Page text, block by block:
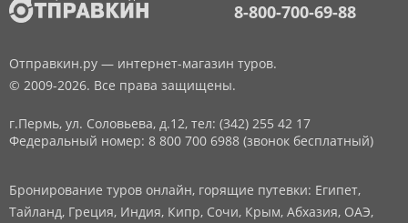
8-800-700-69-88
Отправкин.ру — интернет-магазин туров.
© 2009-2026. Все права защищены.
г.Пермь, ул. Соловьева, д.12, тел: (342) 255 42 17
Федеральный номер: 8 800 700 6988 (звонок бесплатный)
Бронирование туров онлайн, горящие путевки: Египет,
Тайланд, Греция, Индия, Кипр, Сочи, Крым, Абхазия, ОАЭ,